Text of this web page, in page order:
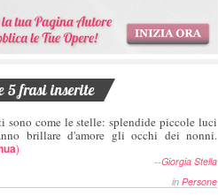
5 frasi inserite
sono come le stelle: splendide piccole luci
brillare d'amore gli occhi dei nonni.
)
--Giorgia Stella
in Persone